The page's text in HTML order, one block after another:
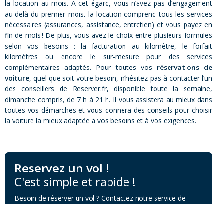
la location au mois. A cet égard, vous n’avez pas d’engagement
au-delà du premier mois, la location comprend tous les services
nécessaires (assurances, assistance, entretien) et vous payez en
fin de mois ! De plus, vous avez le choix entre plusieurs formules
selon vos besoins : la facturation au kilomètre, le forfait
kilomètres ou encore le sur-mesure pour des services
complémentaires adaptés. Pour toutes vos réservations de
voiture, quel que soit votre besoin, n’hésitez pas à contacter l’un
des conseillers de Reserver.fr, disponible toute la semaine,
dimanche compris, de 7 h à 21 h. Il vous assistera au mieux dans
toutes vos démarches et vous donnera des conseils pour choisir
la voiture la mieux adaptée à vos besoins et à vos exigences.
Reservez un vol !
C'est simple et rapide !
Besoin de réserver un vol ? Contactez notre service de